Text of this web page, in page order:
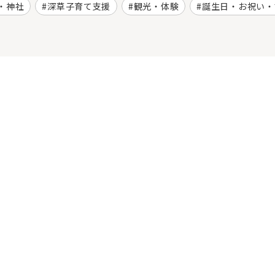
神社 深草子育て支援 観光・体験 誕生日・お祝い